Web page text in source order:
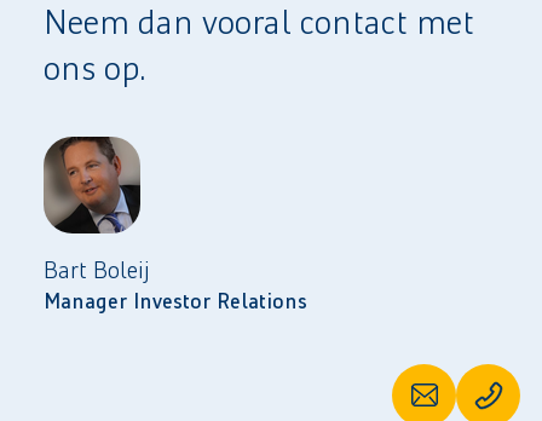
Neem dan vooral contact met
ons op.
Bart Boleij
Manager Investor Relations